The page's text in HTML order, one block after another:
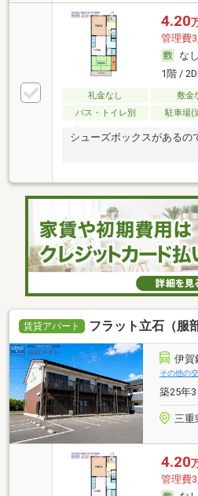
4.20
管理費
なし
1階 /
礼金なし 敷金
バス・トイレ別
駐車場(
シューズボックスがあるの
賃貸アパート フラット立石（
伊賀
その他の
築25年
三重
4.20
管理費